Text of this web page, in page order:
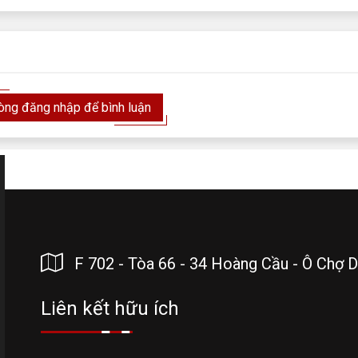
đăng nhập để bình luận
F 702 - Tòa 66 - 34 Hoàng Cầu - Ô Chợ
Liên kết hữu ích